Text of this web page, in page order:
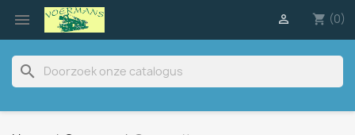
 shopping_cart (0)

search